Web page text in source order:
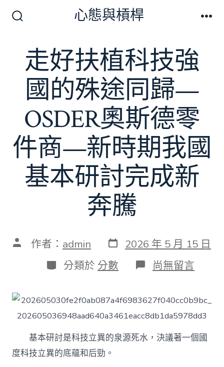
換
開
關
心態與槓桿
走好扶植科技強
國的殊途同歸—
OSDER奧斯德零
件商—新時期我國
基本研討完成新
奔騰
文 作者： admin 發
表
日
期
2026 年 5 月 15 日
分
類
分類於 分數 在
〈走
扶
植
科
強
國
尚無留言
基本研討是科技立異的泉源死水，決議著一個國
度科技立異的底蘊和后勁。